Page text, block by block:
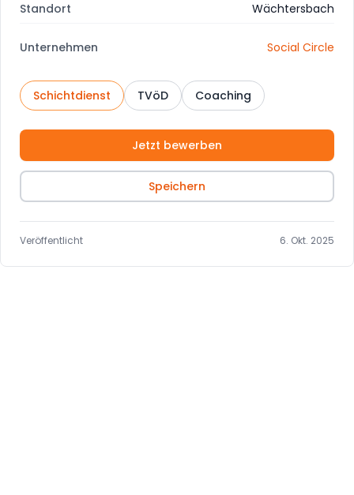
Standort Wächtersbach
Unternehmen Social Circle
Schichtdienst TVöD Coaching
Jetzt bewerben
Speichern
Veröffentlicht 6. Okt. 2025